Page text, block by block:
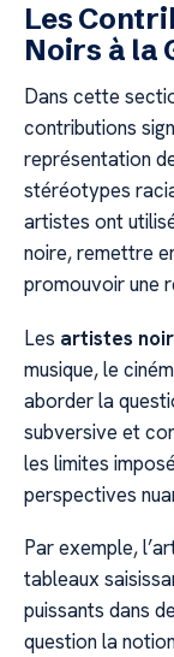
Les
Noirs à la
Dans cette
contributions
représentation
stéréotypes
artistes ont
noire, remettre
promouvoir une
Les artistes
musique, le
aborder la
subversive et
les limites
perspectives
Par exemple,
tableaux
puissants dans
question la